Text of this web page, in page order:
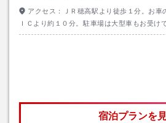
アクセス：
ＪＲ穂高駅より徒歩１分。お
ＩＣより約１０分。駐車場は大型車もお受け
事前に施設へご連絡ください。）
宿泊プランを